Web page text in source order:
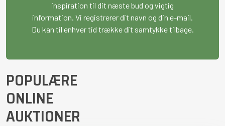
inspiration til dit næste bud og vigtig
information. Vi registrerer dit navn og din e-mail.
Du kan til enhver tid trække dit samtykke tilbage.
POPULÆRE
ONLINE
AUKTIONER